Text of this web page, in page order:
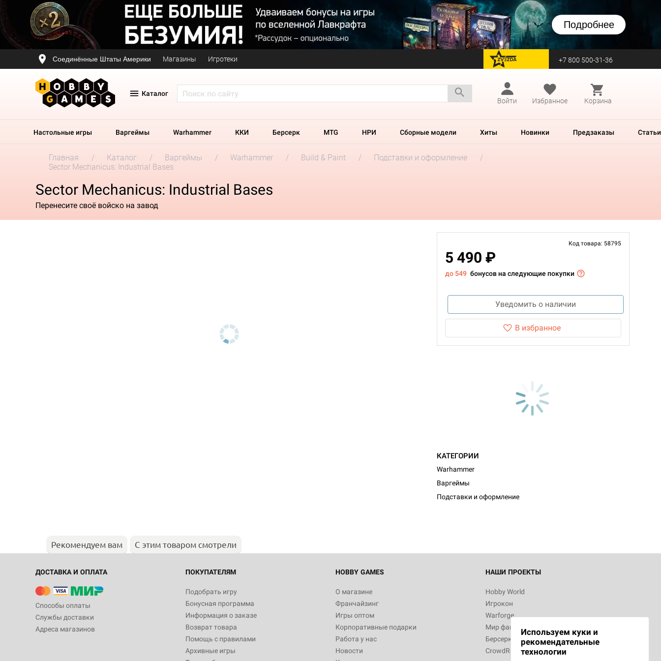
Подробнее
Соединённые Штаты Америки Магазины Игротеки перейти на Zvezda +7 800 500-31-36
Каталог
Войти
Избранное Корзина
Настольные игры Варгеймы Warhammer ККИ Берсерк MTG НРИ Сборные модели Хиты Новинки Предзаказы Статьи
Главная Каталог Варгеймы Warhammer Build & Paint
Подставки и оформление
Sector Mechanicus: Industrial Bases
Sector Mechanicus: Industrial Bases
Перенесите своё войско на завод
Код товара: 58795
5 490 ₽
до 549 бонусов на следующие покупки
Уведомить о наличии
В избранное
КАТЕГОРИИ
Warhammer
Варгеймы
Подставки и оформление
Рекомендуем вам С этим товаром смотрели
ДОСТАВКА И ОПЛАТА
Способы оплаты
Службы доставки
Адреса магазинов
ПОКУПАТЕЛЯМ
Подобрать игру
Бонусная программа
Информация о заказе
Возврат товара
Помощь с правилами
Архивные игры
HOBBY GAMES
О магазине
Франчайзинг
Игры оптом
Корпоративные подарки
Работа у нас
Новости
НАШИ ПРОЕКТЫ
Hobby World
Игрокон
Warforge
Мир фантастики
Берсерк
CrowdRepublic
Используем куки и
рекомендательные
технологии